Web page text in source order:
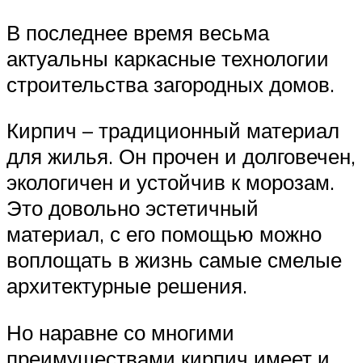
В последнее время весьма
актуальны каркасные технологии
строительства загородных домов.
Кирпич – традиционный материал
для жилья. Он прочен и долговечен,
экологичен и устойчив к морозам.
Это довольно эстетичный
материал, с его помощью можно
воплощать в жизнь самые смелые
архитектурные решения.
Но наравне со многими